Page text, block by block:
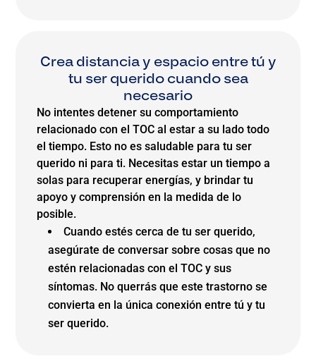
Crea distancia y espacio entre tú y
tu ser querido cuando sea
necesario
No intentes detener su comportamiento
relacionado con el TOC al estar a su lado todo
el tiempo. Esto no es saludable para tu ser
querido ni para ti. Necesitas estar un tiempo a
solas para recuperar energías, y brindar tu
apoyo y comprensión en la medida de lo
posible.
Cuando estés cerca de tu ser querido,
asegúrate de conversar sobre cosas que no
estén relacionadas con el TOC y sus
síntomas. No querrás que este trastorno se
convierta en la única conexión entre tú y tu
ser querido.